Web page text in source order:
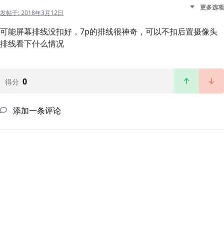
发帖于:2018年3月12日
更多选项
可能屏幕排线没扣好，7p的排线很神奇，可以不扣后置摄像头
排线看下什么情况
得分 0
添加一条评论